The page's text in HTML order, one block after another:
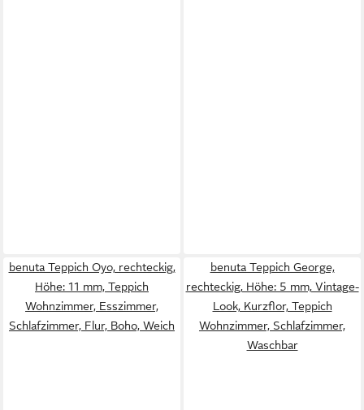
benuta Teppich Oyo, rechteckig,
Höhe: 11 mm, Teppich
Wohnzimmer, Esszimmer,
Schlafzimmer, Flur, Boho, Weich
benuta Teppich George,
rechteckig, Höhe: 5 mm, Vintage-
Look, Kurzflor, Teppich
Wohnzimmer, Schlafzimmer,
Waschbar